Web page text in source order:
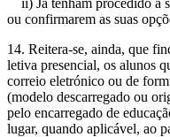
ou confirmarem as suas
14. Reitera-se, ainda, que
letiva presencial, os alunos
correio eletrónico ou de
(modelo descarregado ou
pelo encarregado de
lugar, quando aplicável, ao